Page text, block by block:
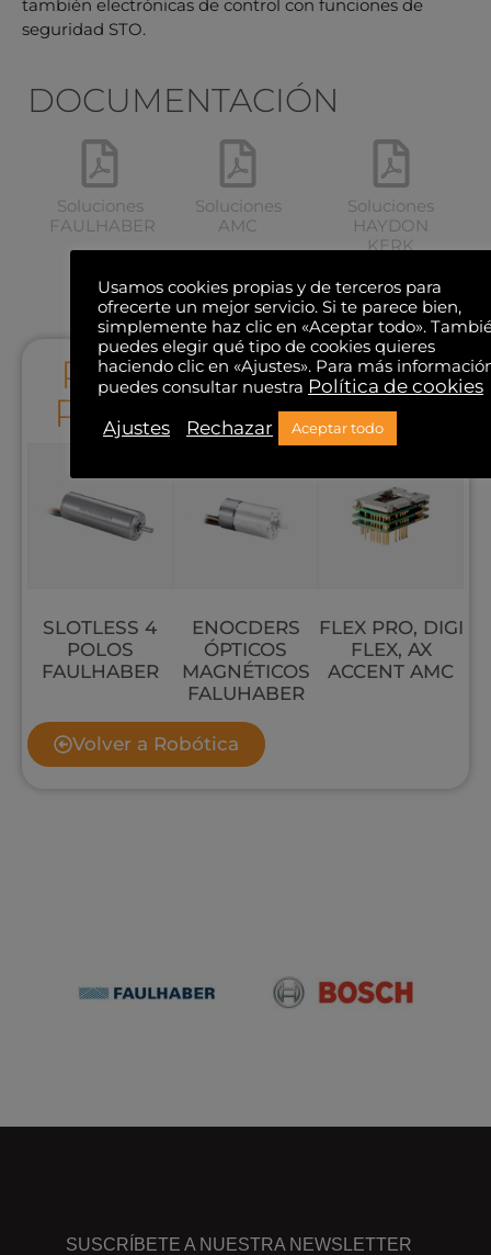
también electrónicas de control con funciones de
seguridad STO.
DOCUMENTACIÓN
Soluciones
FAULHABER
Soluciones
AMC
Soluciones
HAYDON
KERK
PRODUCTOS PARA
PINZAS ROBÓTICAS
SLOTLESS 4
POLOS
FAULHABER
ENOCDERS
ÓPTICOS
MAGNÉTICOS
FALUHABER
FLEX PRO, DIGI
FLEX, AX
ACCENT AMC
Volver a Robótica
ESTAMOS
SUSCRÍBETE A NUESTRA NEWSLETTER
Usamos cookies propias y de terceros para
ofrecerte un mejor servicio. Si te parece bien,
simplemente haz clic en «Aceptar todo».
puedes elegir qué tipo de cookies quieres
haciendo clic en «Ajustes». Para más
puedes consultar nuestra Política de cookies
Ajustes
Rechazar Aceptar todo